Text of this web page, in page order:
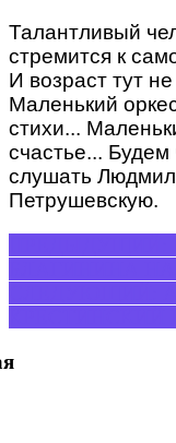
Талантливый
стремится к
И возраст тут
Маленький
стихи...
счастье... Будем
слушать
Петрушевскую.